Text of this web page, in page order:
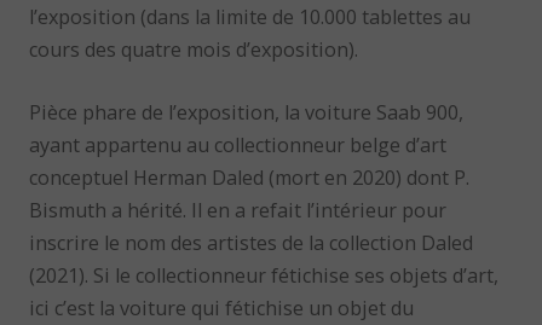
l’exposition (dans la limite de 10.000 tablettes au
cours des quatre mois d’exposition).
Pièce phare de l’exposition, la voiture Saab 900,
ayant appartenu au collectionneur belge d’art
conceptuel Herman Daled (mort en 2020) dont P.
Bismuth a hérité. Il en a refait l’intérieur pour
inscrire le nom des artistes de la collection Daled
(2021). Si le collectionneur fétichise ses objets d’art,
ici c’est la voiture qui fétichise un objet du